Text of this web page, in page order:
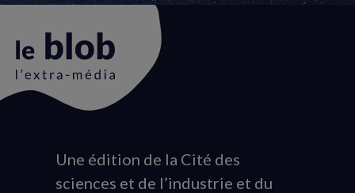
Animation
du
Une édition de la Cité des
sciences et de l’industrie et du